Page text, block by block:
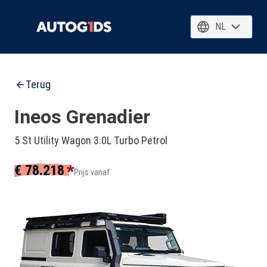
NL
Terug
Ineos Grenadier
5 St Utility Wagon 3.0L Turbo Petrol
€ 78.218*Prijs vanaf